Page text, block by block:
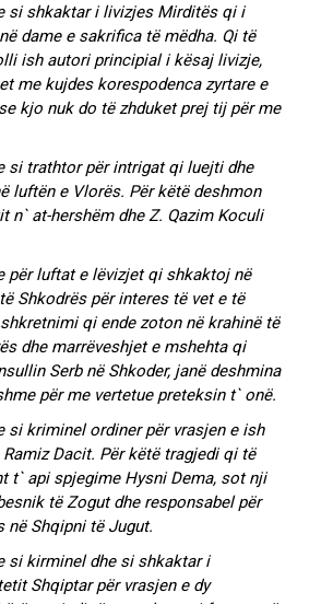
si shkaktar i livizjes Mirditës qi i
dame e sakrifica të mëdha. Qi të
ish autori principial i kësaj livizje,
me kujdes korespodenca zyrtare e
kjo nuk do të zhduket prej tij për me
si trathtor për intrigat qi luejti dhe
luftën e Vlorës. Për këtë deshmon
n` at-hershëm dhe Z. Qazim Koculi
për luftat e lëvizjet qi shkaktoj në
Shkodrës për interes të vet e të
qi ende zoton në krahinë të
dhe marrëveshjet e mshehta qi
Serb në Shkoder, janë deshmina
për me vertetue preteksin t` onë.
si kriminel ordiner për vrasjen e ish
Dacit. Për këtë tragjedi qi të
t` api spjegime Hysni Dema, sot nji
të Zogut dhe responsabel për
në Shqipni të Jugut.
si kirminel dhe si shkaktar i
Shqiptar për vrasjen e dy